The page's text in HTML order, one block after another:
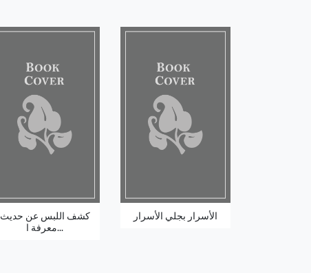
كشف اللبس عن حديث
معرفة ا...
الأسرار بجلي الأسرار